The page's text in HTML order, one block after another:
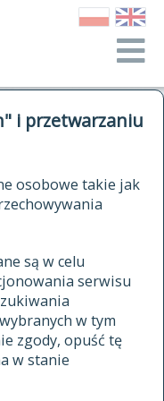
i przetwarzaniu
osobowe takie jak
są w celu
serwisu
w tym
zgody, opuść tę
w stanie
SŁOWNIK